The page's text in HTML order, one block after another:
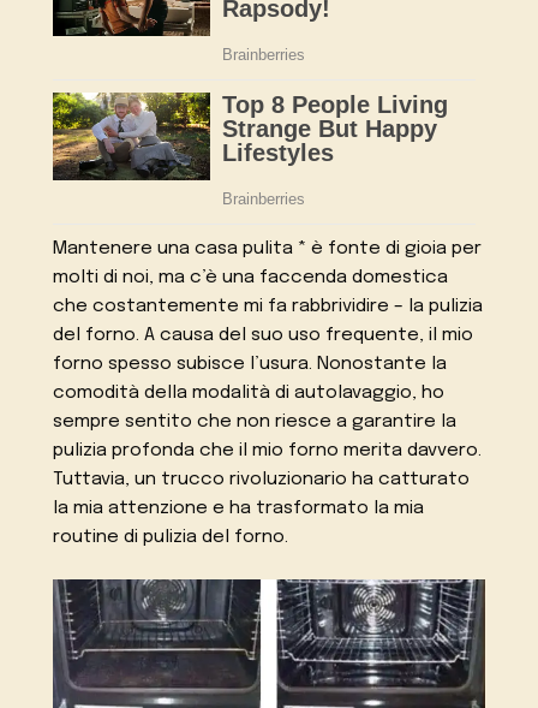
Mantenere una casa pulita * è fonte di gioia per
molti di noi, ma c’è una faccenda domestica
che costantemente mi fa rabbrividire – la pulizia
del forno. A causa del suo uso frequente, il mio
forno spesso subisce l’usura. Nonostante la
comodità della modalità di autolavaggio, ho
sempre sentito che non riesce a garantire la
pulizia profonda che il mio forno merita davvero.
Tuttavia, un trucco rivoluzionario ha catturato
la mia attenzione e ha trasformato la mia
routine di pulizia del forno.